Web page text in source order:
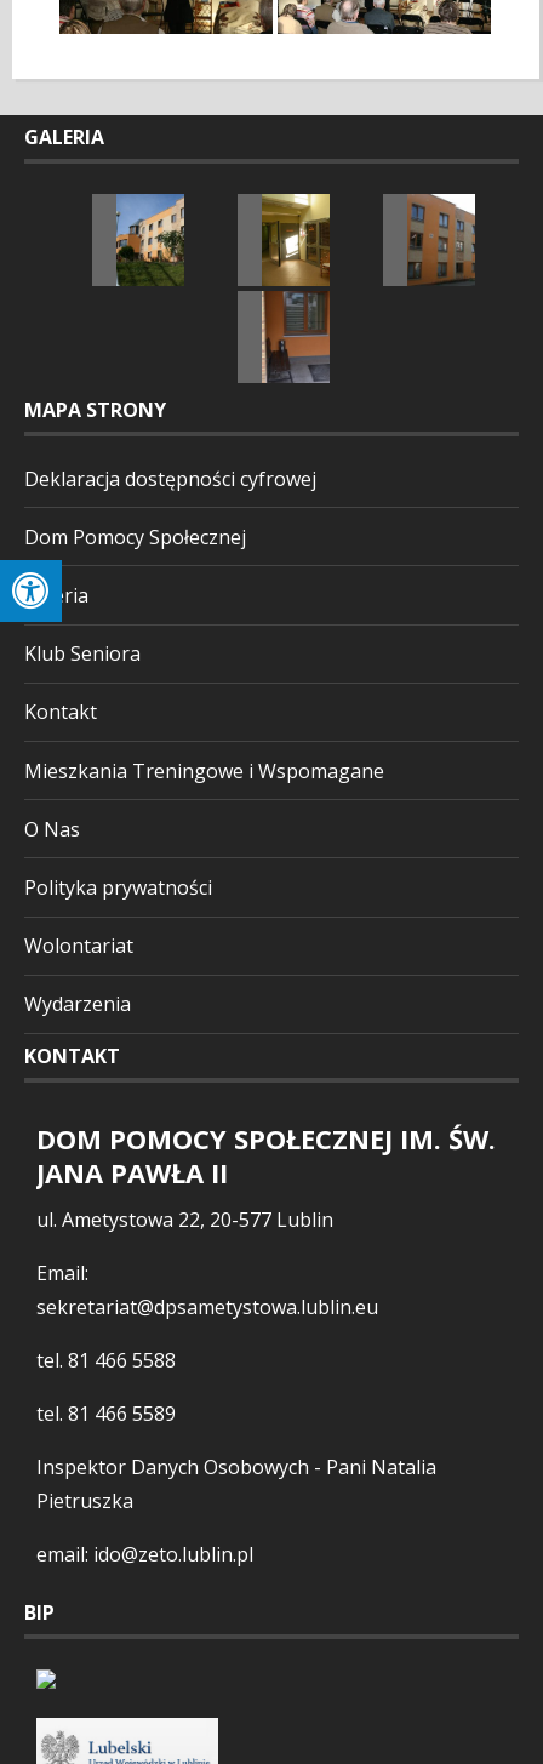
GALERIA
MAPA STRONY
Deklaracja dostępności cyfrowej
Dom Pomocy Społecznej
Galeria
Klub Seniora
Kontakt
Mieszkania Treningowe i Wspomagane
O Nas
Polityka prywatności
Wolontariat
Wydarzenia
KONTAKT
DOM POMOCY SPOŁECZNEJ IM. ŚW.
JANA PAWŁA II
ul. Ametystowa 22, 20-577 Lublin
Email:
sekretariat@dpsametystowa.lublin.eu
tel. 81 466 5588
tel. 81 466 5589
Inspektor Danych Osobowych - Pani Natalia
Pietruszka
email: ido@zeto.lublin.pl
BIP